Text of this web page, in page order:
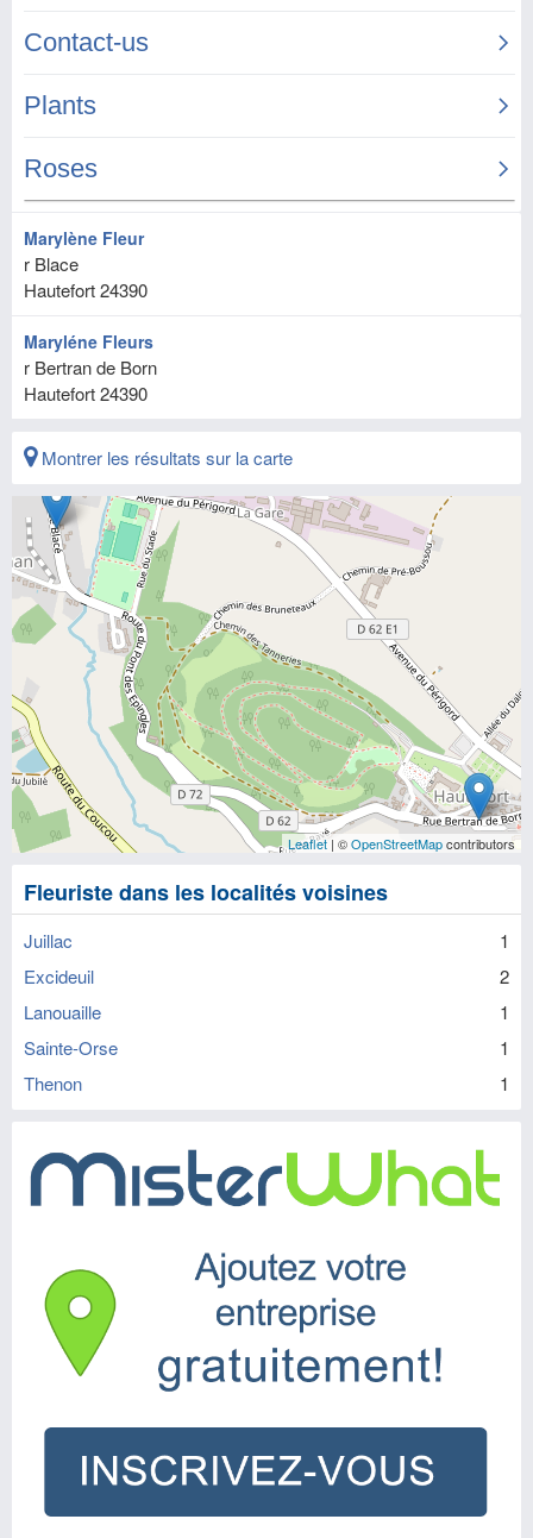
Marylène Fleur
r Blace
Hautefort24390
Maryléne Fleurs
r Bertran de Born
Hautefort24390
Montrer les résultats sur la carte
Leaflet | ©OpenStreetMapcontributors
Fleuriste dans les localités voisines
Juillac
1
Excideuil
2
Lanouaille
1
Sainte-Orse
1
Thenon
1